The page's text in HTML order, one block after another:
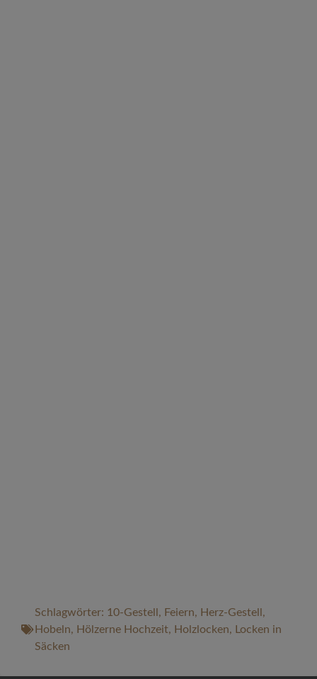
Schlagwörter: 10-Gestell, Feiern, Herz-Gestell,
Hobeln, Hölzerne Hochzeit, Holzlocken, Locken in
Säcken